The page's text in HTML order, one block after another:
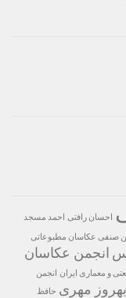
احسان رافتی احمد مسجد
صنفی عکاسان مطبوعاتی
انجمن عکاسان
و معماری ایران انجمن
بهروز مهری حافظ